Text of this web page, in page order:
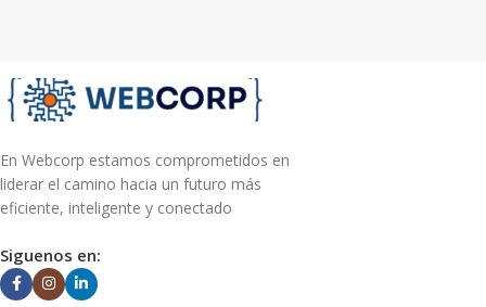
En Webcorp estamos comprometidos en
liderar el camino hacia un futuro más
eficiente, inteligente y conectado
Siguenos en: